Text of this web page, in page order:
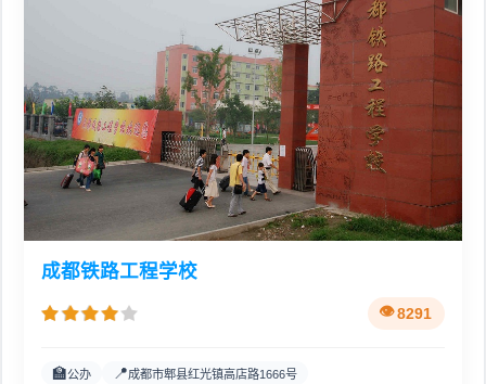
成都铁路工程学校
8291
🏫公办 📍成都市郫县红光镇高店路1666号